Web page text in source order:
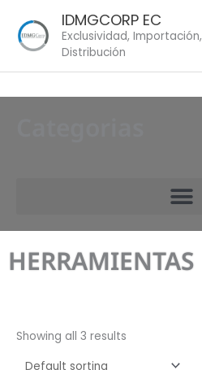
content
IDMGCORP EC
Exclusividad, Importación,
Distribución
HERRAMIENTAS
Showing all 3 results